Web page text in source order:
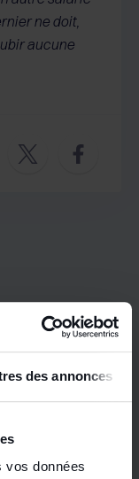
des annonces
vos données
ne doit,
aucune